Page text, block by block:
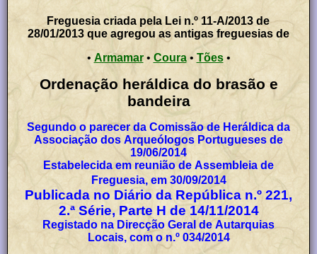
Freguesia criada pela Lei n.º 11-A/2013 de
28/01/2013 que agregou as antigas freguesias de
• Armamar• Coura• Tões•
Ordenação heráldica do brasão e
bandeira
Segundo o parecer da Comissão de Heráldica da
Associação dos Arqueólogos Portugueses de
19/06/2014
Estabelecida em reunião de Assembleia de
Freguesia, em 30/09/2014
Publicada no Diário da República n.º 221,
2.ª Série, Parte H de 14/11/2014
Registado na Direcção Geral de Autarquias
Locais, com o n.º 034/2014